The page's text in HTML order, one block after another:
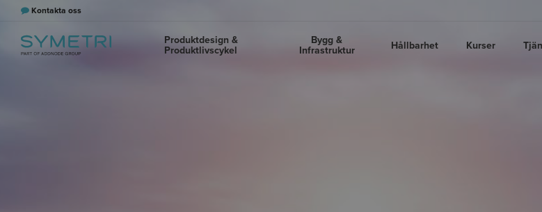
Kontakta oss
Produktdesign &
Produktlivscykel
Bygg &
Infrastruktur
Hållbarhet Kurser